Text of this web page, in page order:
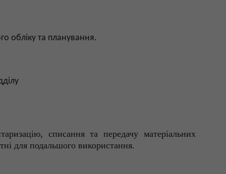
обліку та планування.
списання та передачу матеріальних
для подальшого використання.